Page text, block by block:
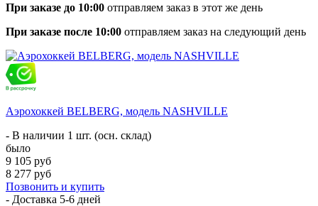
При заказе до 10:00 отправляем заказ в этот же день
При заказе после 10:00 отправляем заказ на следующий день
Аэрохоккей BELBERG, модель NASHVILLE
- В наличии 1 шт. (осн. склад)
было
9 105 руб
8 277 руб
Позвонить и купить
- Доставка 5-6 дней